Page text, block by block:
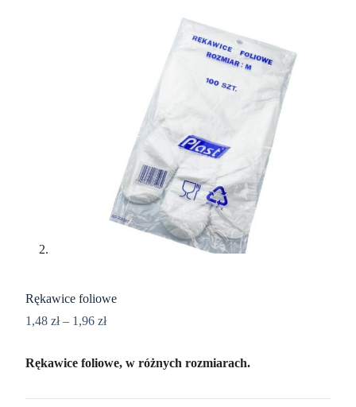
Rękawice foliowe
1,48 zł – 1,96 zł
Rękawice foliowe, w różnych rozmiarach.